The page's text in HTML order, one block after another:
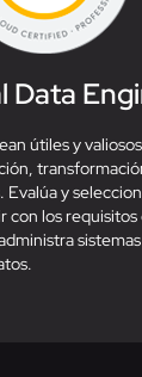
Data
útiles y
Evalúa y
con los